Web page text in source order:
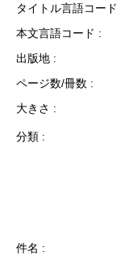
タイトル言語コード
本文言語コード
出版地
ページ数/冊数
大きさ
分類
件名